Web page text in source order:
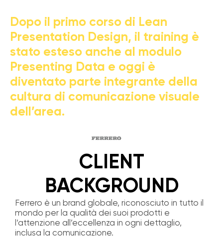
Dopo il primo corso di Lean
Presentation Design, il training è
stato esteso anche al modulo
Presenting Data e oggi è
diventato parte integrante della
cultura di comunicazione visuale
dell’area.
CLIENT
BACKGROUND
Ferrero è un brand globale, riconosciuto in tutto il
mondo per la qualità dei suoi prodotti e
l’attenzione all’eccellenza in ogni dettaglio,
inclusa la comunicazione.